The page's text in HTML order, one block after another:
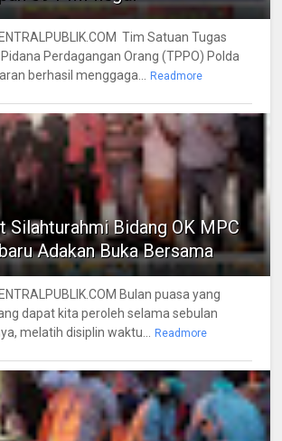
Tim Satuan Tugas
Perdagangan Orang (TPPO) Polda
berhasil menggaga...
Readmore
Silahturahmi Bidang OK MPC
Adakan Buka Bersama
Bulan puasa yang
dapat kita peroleh selama sebulan
melatih disiplin waktu...
Readmore